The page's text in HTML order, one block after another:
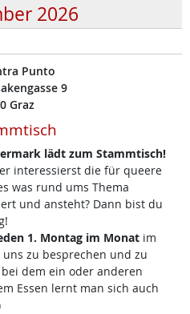
2026
Punto
9
Graz
lädt zum Stammtisch!
interessierst die für queere
was rund ums Thema
und ansteht? Dann bist du
1. Montag im Monat im
zu besprechen und zu
dem ein oder anderen
Essen lernt man sich auch